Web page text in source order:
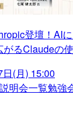
登壇！AI
るClaudeの
(月) 15:00
明会一覧勉強